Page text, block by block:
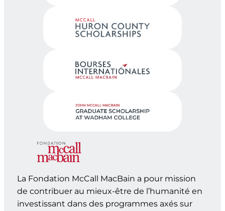
La Fondation McCall MacBain a pour mission
de contribuer au mieux-être de l’humanité en
investissant dans des programmes axés sur